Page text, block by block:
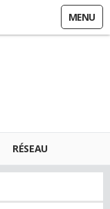
MENU
RÉSEAU